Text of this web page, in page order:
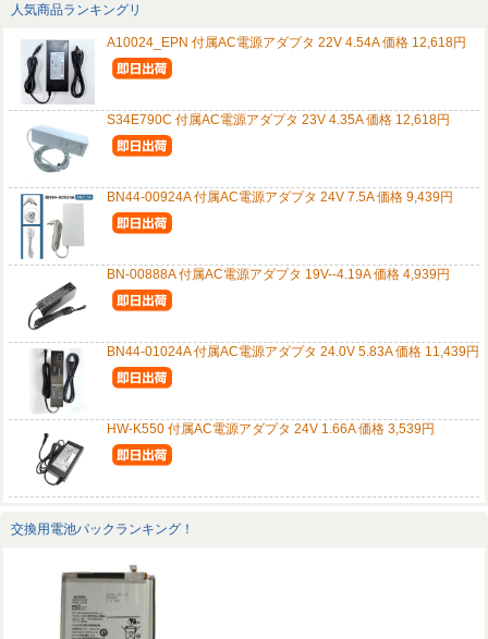
人気商品ランキングリ
A10024_EPN 付属AC電源アダプタ 22V 4.54A 価格 12,618円
S34E790C 付属AC電源アダプタ 23V 4.35A 価格 12,618円
BN44-00924A 付属AC電源アダプタ 24V 7.5A 価格 9,439円
BN-00888A 付属AC電源アダプタ 19V--4.19A 価格 4,939円
BN44-01024A 付属AC電源アダプタ 24.0V 5.83A 価格 11,439円
HW-K550 付属AC電源アダプタ 24V 1.66A 価格 3,539円
交換用電池パックランキング！